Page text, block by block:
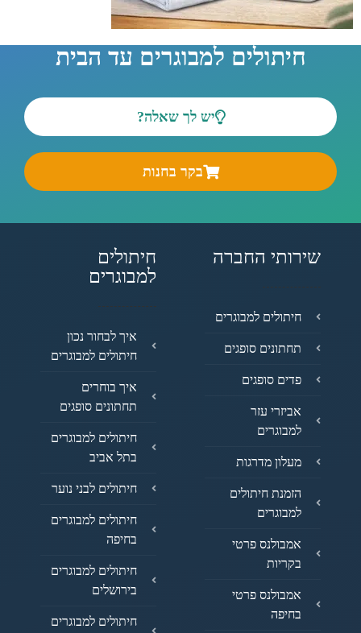
חיתולים למבוגרים עד הבית
יש לך שאלה?
בקר בחנות
שירותי החברה
חיתולים למבוגרים
תחתונים סופגים
פדים סופגים
אביזרי עזר
למבוגרים
מעלון מדרגות
הזמנת חיתולים
למבוגרים
אמבולנס פרטי
בקריות
אמבולנס פרטי
בחיפה
חיתולים
למבוגרים
איך לבחור נכון
חיתולים למבוגרים
איך בוחרים
תחתונים סופגים
חיתולים למבוגרים
בתל אביב
חיתולים לבני נוער
חיתולים למבוגרים
בחיפה
חיתולים למבוגרים
בירושלים
חיתולים למבוגרים